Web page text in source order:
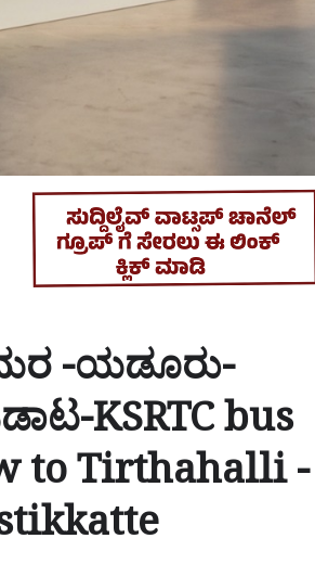
-ಯಡೂರು-
KSRTC bus
to Tirthahalli -